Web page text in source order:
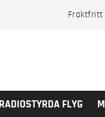
Fraktfritt
RADIOSTYRDA FLYG